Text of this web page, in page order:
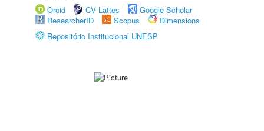
Orcid
CV Lattes
Google Scholar
ResearcherID
Scopus
Dimensions
Repositório Institucional UNESP